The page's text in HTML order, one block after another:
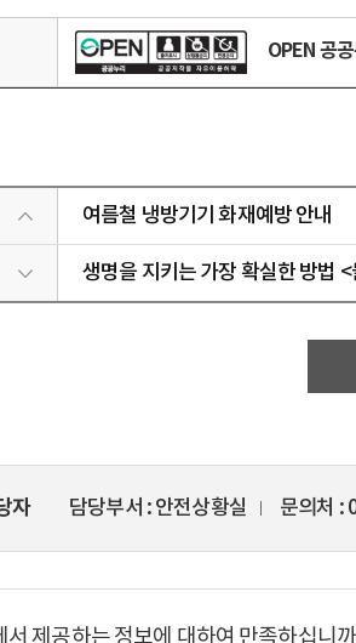
OPEN 공
여름철 냉방기기 화재예방 안내
생명을 지키는 가장 확실한 방법
자 담당부서 안전상황실 문의처